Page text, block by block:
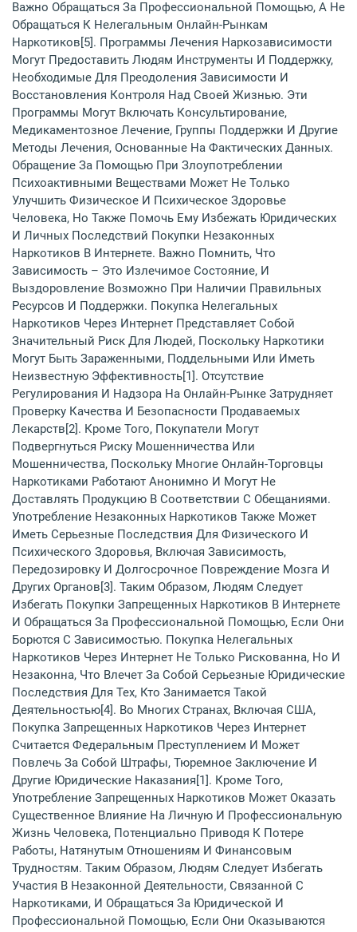
Важно Обращаться За Профессиональной Помощью, А Не
Обращаться К Нелегальным Онлайн-Рынкам
Наркотиков[5]. Программы Лечения Наркозависимости
Могут Предоставить Людям Инструменты И Поддержку,
Необходимые Для Преодоления Зависимости И
Восстановления Контроля Над Своей Жизнью. Эти
Программы Могут Включать Консультирование,
Медикаментозное Лечение, Группы Поддержки И Другие
Методы Лечения, Основанные На Фактических Данных.
Обращение За Помощью При Злоупотреблении
Психоактивными Веществами Может Не Только
Улучшить Физическое И Психическое Здоровье
Человека, Но Также Помочь Ему Избежать Юридических
И Личных Последствий Покупки Незаконных
Наркотиков В Интернете. Важно Помнить, Что
Зависимость – Это Излечимое Состояние, И
Выздоровление Возможно При Наличии Правильных
Ресурсов И Поддержки. Покупка Нелегальных
Наркотиков Через Интернет Представляет Собой
Значительный Риск Для Людей, Поскольку Наркотики
Могут Быть Зараженными, Поддельными Или Иметь
Неизвестную Эффективность[1]. Отсутствие
Регулирования И Надзора На Онлайн-Рынке Затрудняет
Проверку Качества И Безопасности Продаваемых
Лекарств[2]. Кроме Того, Покупатели Могут
Подвергнуться Риску Мошенничества Или
Мошенничества, Поскольку Многие Онлайн-Торговцы
Наркотиками Работают Анонимно И Могут Не
Доставлять Продукцию В Соответствии С Обещаниями.
Употребление Незаконных Наркотиков Также Может
Иметь Серьезные Последствия Для Физического И
Психического Здоровья, Включая Зависимость,
Передозировку И Долгосрочное Повреждение Мозга И
Других Органов[3]. Таким Образом, Людям Следует
Избегать Покупки Запрещенных Наркотиков В Интернете
И Обращаться За Профессиональной Помощью, Если Они
Борются С Зависимостью. Покупка Нелегальных
Наркотиков Через Интернет Не Только Рискованна, Но И
Незаконна, Что Влечет За Собой Серьезные Юридические
Последствия Для Тех, Кто Занимается Такой
Деятельностью[4]. Во Многих Странах, Включая США,
Покупка Запрещенных Наркотиков Через Интернет
Считается Федеральным Преступлением И Может
Повлечь За Собой Штрафы, Тюремное Заключение И
Другие Юридические Наказания[1]. Кроме Того,
Употребление Запрещенных Наркотиков Может Оказать
Существенное Влияние На Личную И Профессиональную
Жизнь Человека, Потенциально Приводя К Потере
Работы, Натянутым Отношениям И Финансовым
Трудностям. Таким Образом, Людям Следует Избегать
Участия В Незаконной Деятельности, Связанной С
Наркотиками, И Обращаться За Юридической И
Профессиональной Помощью, Если Они Оказываются